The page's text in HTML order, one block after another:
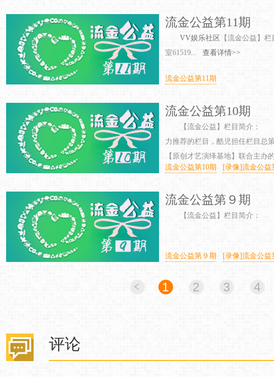
流金公益第11期
VV娱乐社区 【流金公益
室61519...
查看详情>>
流金公益第11期
流金公益第10期
【流金公益】栏目简介
力推荐的栏目，酷児担任栏目总
【原创才艺演绎基地】联合主办
流金公益第10期
[录像]流金公益
流金公益第９期
【流金公益】栏目简
流金公益第９期 [录像]流金公益
1 2 3 4
评论